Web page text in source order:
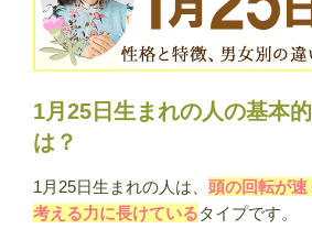
徴
男
別
の
い・
運
1月25日生まれの人の基本
は？
1月25日生まれの人は、 頭の回転が
考える力に長けているタイプです。